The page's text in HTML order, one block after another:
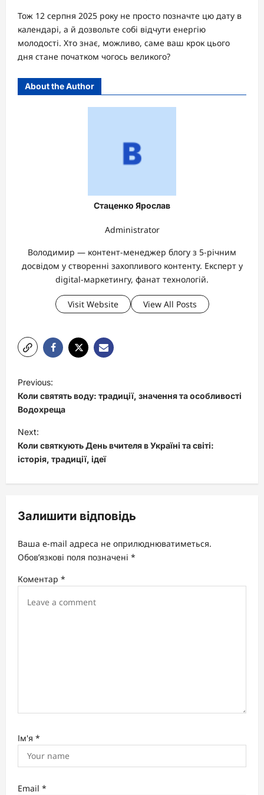
Тож 12 серпня 2025 року не просто позначте цю дату в
календарі, а й дозвольте собі відчути енергію
молодості. Хто знає, можливо, саме ваш крок цього
дня стане початком чогось великого?
About the Author
Стаценко Ярослав
Administrator
Володимир — контент-менеджер блогу з 5-річним
досвідом у створенні захопливого контенту. Експерт у
digital-маркетингу, фанат технологій.
Visit Website View All Posts
o
s
t
n
a
v
g
a
t
i
Previous:
Коли святять воду: традиції, значення та особливості
Водохреща
Next:
Коли святкують День вчителя в Україні та світі:
історія, традиції, ідеї
Залишити відповідь
Ваша e-mail адреса не оприлюднюватиметься.
Обов’язкові поля позначені *
Коментар *
Ім'я *
Email *